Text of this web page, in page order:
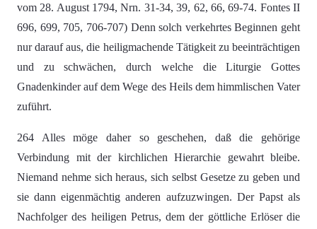
vom 28. August 1794, Nrn. 31-34, 39, 62, 66, 69-74. Fontes II
696, 699, 705, 706-707) Denn solch verkehrtes Beginnen geht
nur darauf aus, die heiligmachende Tätigkeit zu beeinträchtigen
und zu schwächen, durch welche die Liturgie Gottes
Gnadenkinder auf dem Wege des Heils dem himmlischen Vater
zuführt.
264 Alles möge daher so geschehen, daß die gehörige
Verbindung mit der kirchlichen Hierarchie gewahrt bleibe.
Niemand nehme sich heraus, sich selbst Gesetze zu geben und
sie dann eigenmächtig anderen aufzuzwingen. Der Papst als
Nachfolger des heiligen Petrus, dem der göttliche Erlöser die